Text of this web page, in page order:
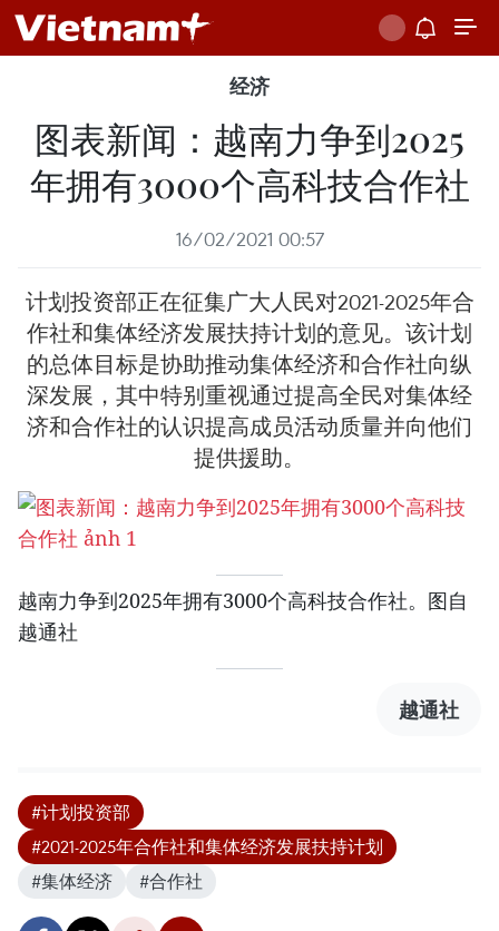
经济
图表新闻：越南力争到2025
年拥有3000个高科技合作社
16/02/2021 00:57
计划投资部正在征集广大人民对2021-2025年合
作社和集体经济发展扶持计划的意见。该计划
的总体目标是协助推动集体经济和合作社向纵
深发展，其中特别重视通过提高全民对集体经
济和合作社的认识提高成员活动质量并向他们
提供援助。
越南力争到2025年拥有3000个高科技合作社。图自
越通社
越通社
#计划投资部
#2021-2025年合作社和集体经济发展扶持计划
#集体经济
#合作社